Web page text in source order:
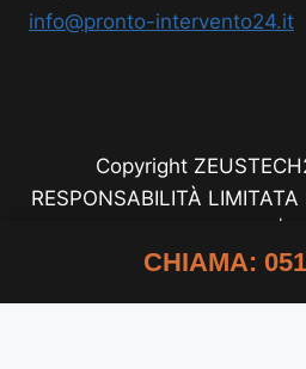
CHIAMA:
info@pronto-intervento24.it
Copyright
RESPONSABILITÀ